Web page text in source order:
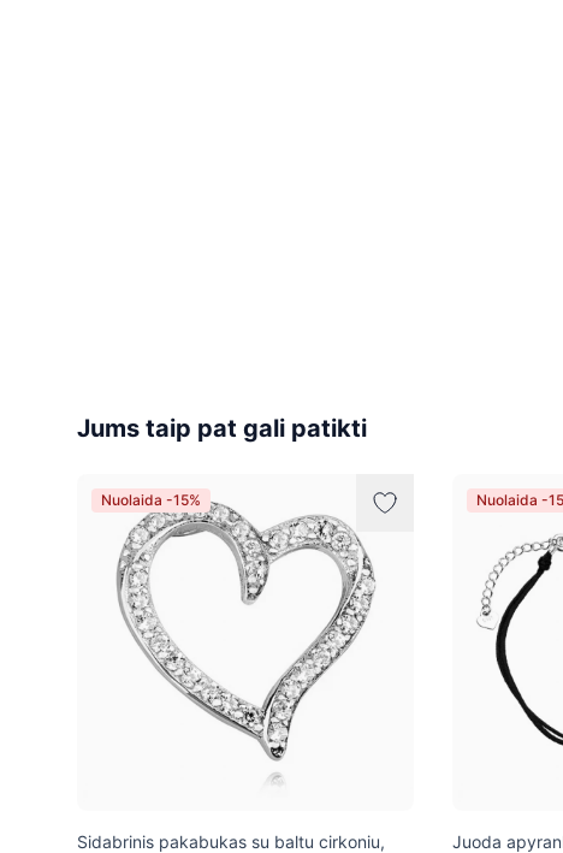
Jums taip pat gali patikti
Nuolaida -15%
Sidabrinis pakabukas su baltu cirkoniu,
Nuolaida -
Juoda